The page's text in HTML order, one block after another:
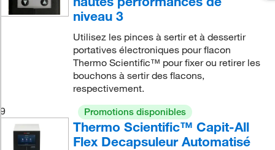
niveau 3
Utilisez les pinces à sertir et à dessertir
portatives électroniques pour flacon
Thermo Scientific™ pour fixer ou retirer les
bouchons à sertir des flacons,
respectivement.
9
Promotions disponibles
Thermo Scientific™ Capit-All
Flex Decapsuleur Automatisé